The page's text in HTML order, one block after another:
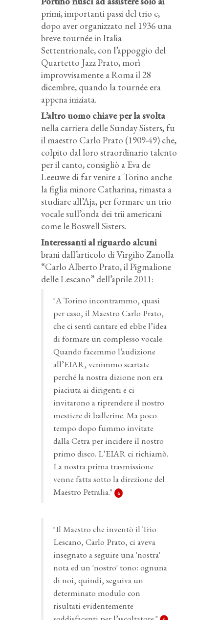
primi, importanti passi del trio e,
dopo aver organizzato nel 1936 una
breve tournée in Italia
Settentrionale, con l’appoggio del
Quartetto Jazz Prato, morì
improvvisamente a Roma il 28
dicembre, quando la tournée era
appena iniziata.
L’altro uomo chiave per la svolta
nella carriera delle Sunday Sisters, fu
il maestro Carlo Prato (1909-49) che,
colpito dal loro straordinario talento
per il canto, consigliò a Eva de
Leeuwe di far venire a Torino anche
la figlia minore Catharina, rimasta a
studiare all’Aja, per formare un trio
vocale sull’onda dei trii americani
come le Boswell Sisters.
Interessanti al riguardo alcuni
brani dall’articolo di Virgilio Zanolla
“Carlo Alberto Prato, il Pigmalione
delle Lescano” dell’aprile 2011:
"A Torino incontrammo, quasi
per caso, il Maestro Carlo Prato,
che ci sentì cantare ed ebbe l’idea
di formare un complesso vocale.
Quando facemmo l’audizione
all’EIAR, venimmo scartate
perché la nostra dizione non era
piaciuta ai dirigenti e ci
invitarono a riprendere il nostro
mestiere di ballerine. Ma poco
tempo dopo fummo invitate
dalla Cetra per incidere il nostro
primo disco. L’EIAR ci richiamò.
La nostra prima trasmissione
venne fatta sotto la direzione del
Maestro Petralia."
4
"Il Maestro che inventò il Trio
Lescano, Carlo Prato, ci aveva
insegnato a seguire una 'nostra'
nota ed un 'nostro' tono: ognuna
di noi, quindi, seguiva un
determinato modulo con
risultati evidentemente